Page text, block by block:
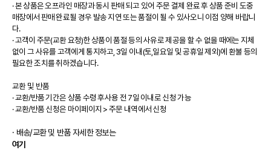
·본 상품은 오프라인 매장과 동시 판매 되고 있어 주문 결제 완료 후 상품 준비 도중
매장에서 판매 완료될 경우 발송 지연 또는 품절이 될 수 있사오니 이점 양해 바랍니
다.
·고객이 주문(교환 요청)한 상품이 품절 등의 사유로 제공을 할 수 없을 때에는 지체
없이 그 사유를 고객에게 통지하고, 3일 이내(토,일요일 및 공휴일 제외)에 환불 등의
필요한 조치를 취하겠습니다.
교환 및 반품
·교환/반품 기간은 상품 수령 후사용 전 7일 이내로 신청 가능
·교환/반품 신청은 마이페이지 > 주문 내역에서 신청
· 배송/교환 및 반품 자세한 정보는
여기